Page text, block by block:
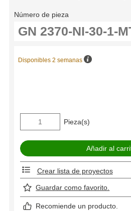
Número de pieza
Disponibles 2 semanas
Pieza(s)
Crear lista de proyectos
Guardar como favorito.
Recomiende un producto.